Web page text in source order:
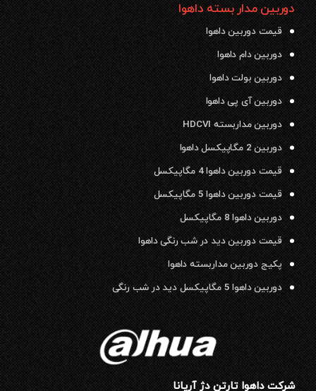
دوربین مدار بسته داهوا
قیمت دوربین داهوا
دوربین دام داهوا
دوربین بولت داهوا
دوربین آی پی داهوا
دوربین مداربسته HDCVI
دوربین 2 مگاپیکسل داهوا
قیمت دوربین داهوا 4 مگاپیکسل
قیمت دوربین داهوا 5 مگاپیکسل
دوربین داهوا 8 مگاپیکسل
قیمت دوربین دید در شب رنگی داهوا
پکیج دوربین مداربسته داهوا
دوربین داهوا 5 مگاپیکسل دید در شب رنگی
شرکت داهوا تارتن دژ آریانا